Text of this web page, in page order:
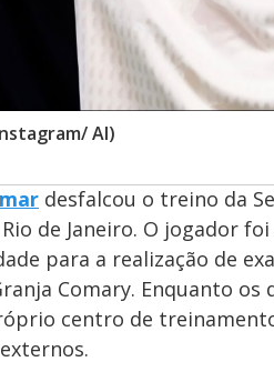
AI)
desfalcou o treino da
de Janeiro. O jogador
para a realização de
Comary. Enquanto
centro de